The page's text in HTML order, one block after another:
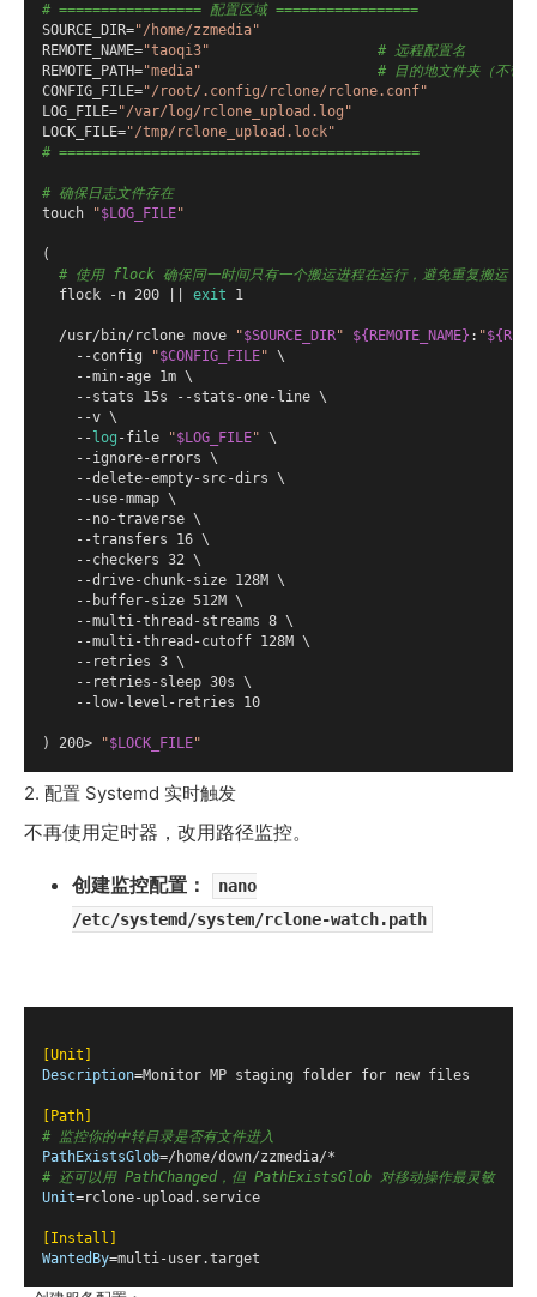
# ================= 配置区域 =================
SOURCE_DIR="/home/zzmedia"
REMOTE_NAME="taoqi3"
# 远程配置名
REMOTE_PATH="media"
# 目的地文件夹（不带
CONFIG_FILE="/root/.config/rclone/rclone.conf"
LOG_FILE="/var/log/rclone_upload.log"
LOCK_FILE="/tmp/rclone_upload.lock"
# ===========================================
# 确保日志文件存在
touch
"$LOG_FILE"
(
# 使用 flock 确保同一时间只有一个搬运进程在运行，避免重复搬运
  flock -n 200 ||
exit 1
  /usr/bin/rclone move
"$SOURCE_DIR" ${REMOTE_NAME} : "
    --config
"$CONFIG_FILE" \
    --min-age 1m \
    --stats 15s --stats-one-line \
    --v \
    --
log -file "$LOG_FILE" \
    --ignore-errors \
    --delete-empty-src-dirs \
    --use-mmap \
    --no-traverse \
    --transfers 16 \
    --checkers 32 \
    --drive-chunk-size 128M \
    --buffer-size 512M \
    --multi-thread-streams 8 \
    --multi-thread-cutoff 128M \
    --retries 3 \
    --retries-sleep 30s \
    --low-level-retries 10
) 200> "$LOCK_FILE"
2. 配置 Systemd 实时触发
不再使用定时器，改用路径监控。
创建监控配置：
nano
/etc/systemd/system/rclone-watch.path
[Unit]
Description
[Path]
# 监控你的中转目录是否有文件进入
PathExistsGlob
# 还可以用 PathChanged，但 PathExistsGlob 对移动操作最灵敏
Unit
[Install]
WantedBy